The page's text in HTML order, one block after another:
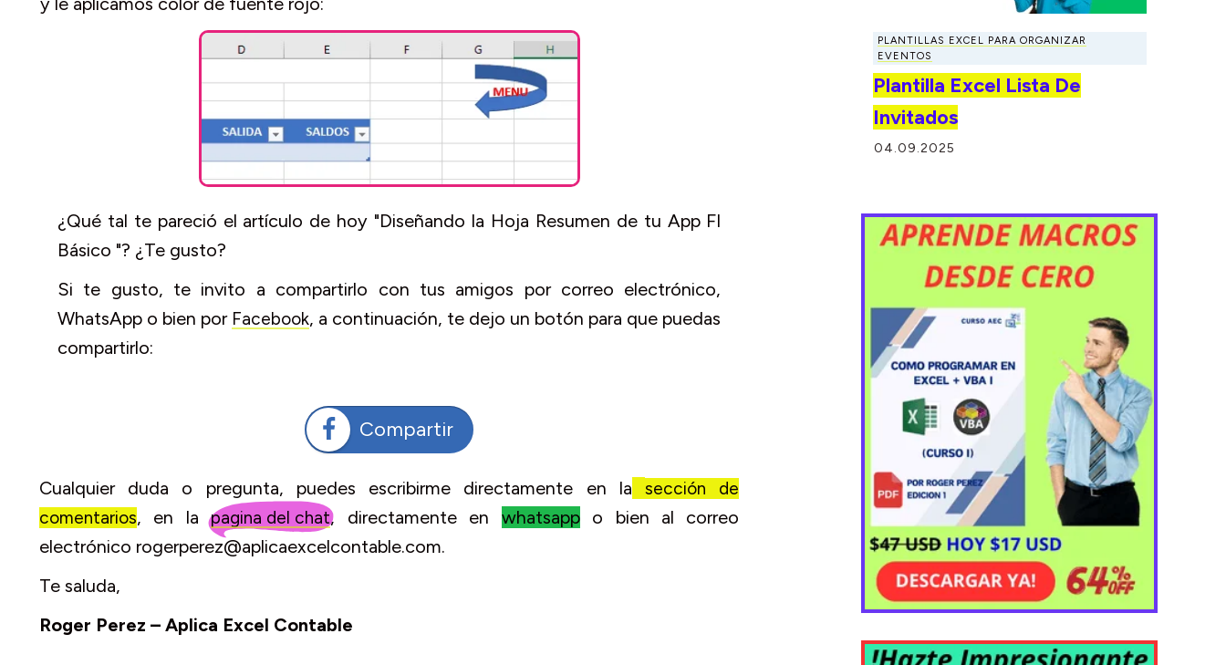
¿Qué tal te pareció el artículo de hoy "Diseñando la Hoja Resumen de tu App FI
Básico "? ¿Te gusto?
Si te gusto, te invito a compartirlo con tus amigos por correo electrónico,
WhatsApp o bien por Facebook, a continuación, te dejo un botón para que puedas
compartirlo:
Compartir
Cualquier duda o pregunta, puedes escribirme directamente en la
sección de
comentarios, en lapagina del chat, directamente en whatsappo bien al correo
electrónico rogerperez@aplicaexcelcontable.com.
Te saluda,
Roger Perez – Aplica Excel Contable
PLANTILLAS EXCEL PARA ORGANIZAR
EVENTOS
Plantilla Excel Lista De
Invitados
04.09.2025